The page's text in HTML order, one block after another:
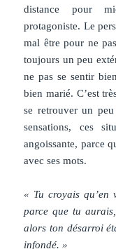
distance pour
protagoniste. Le
mal être pour ne
toujours un peu
ne pas se sentir
bien marié. C’est
se retrouver un
sensations, ces
angoissante, parce
avec ses mots.
« Tu croyais qu’en
parce que tu
alors ton désarroi
infondé. »